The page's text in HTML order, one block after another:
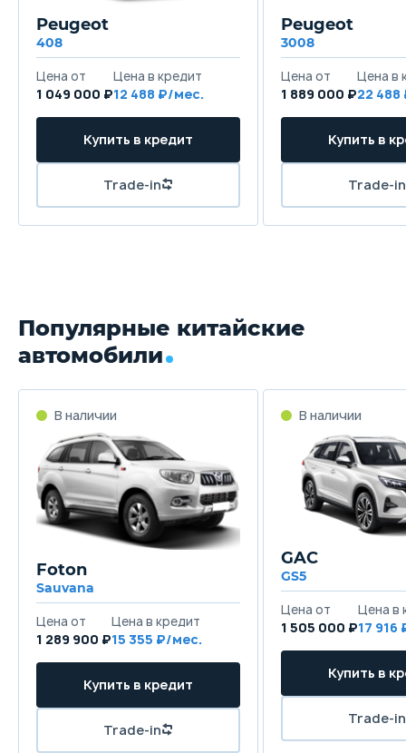
Peugeot
408
1 049 000 ₽12 488
Peugeot
3008
1 889 000 ₽22 488
Популярные китайские
автомобили
Foton
Sauvana
1 289 900 ₽15 355
GAC
GS5
1 505 000 ₽17 916